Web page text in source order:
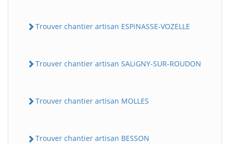
Trouver chantier artisan ESPiNASSE-VOZELLE
Trouver chantier artisan SALiGNY-SUR-ROUDON
Trouver chantier artisan MOLLES
Trouver chantier artisan BESSON